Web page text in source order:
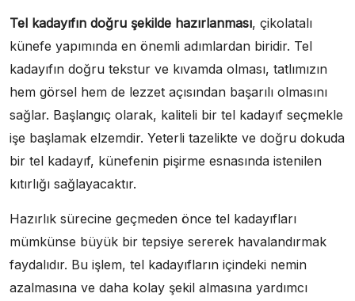
Tel kadayıfın doğru şekilde hazırlanması, çikolatalı
künefe yapımında en önemli adımlardan biridir. Tel
kadayıfın doğru tekstur ve kıvamda olması, tatlımızın
hem görsel hem de lezzet açısından başarılı olmasını
sağlar. Başlangıç olarak, kaliteli bir tel kadayıf seçmekle
işe başlamak elzemdir. Yeterli tazelikte ve doğru dokuda
bir tel kadayıf, künefenin pişirme esnasında istenilen
kıtırlığı sağlayacaktır.
Hazırlık sürecine geçmeden önce tel kadayıfları
mümkünse büyük bir tepsiye sererek havalandırmak
faydalıdır. Bu işlem, tel kadayıfların içindeki nemin
azalmasına ve daha kolay şekil almasına yardımcı